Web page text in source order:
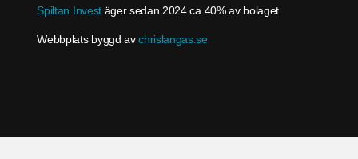
Spiltan Investäger sedan 2024 ca 40% av bolaget.
Webbplats byggd avchrislangas.se